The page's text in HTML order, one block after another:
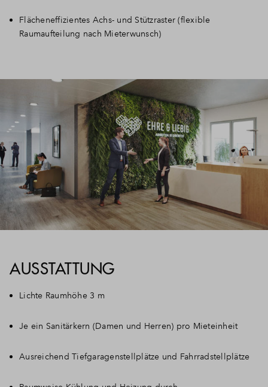
Flächeneffizientes Achs- und Stützraster (flexible
Raumaufteilung nach Mieterwunsch)
AUSSTATTUNG
Lichte Raumhöhe 3 m
Je ein Sanitärkern (Damen und Herren) pro Mieteinheit
Ausreichend Tiefgaragenstellplätze und Fahrradstellplätze